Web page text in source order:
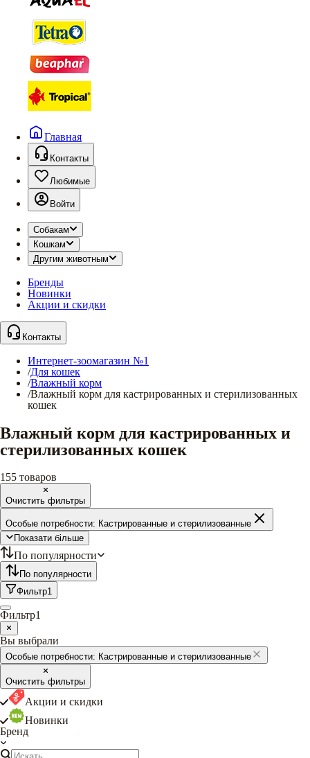
Главная
Контакты
Любимые
Войти
Собакам
Кошкам
Другим животным
Бренды
Новинки
Акции и скидки
Контакты
Интернет-зоомагазин №1
/Для кошек
/Влажный корм
/Влажный корм для кастрированных и стерилизованных
кошек
Влажный корм для кастрированных и
стерилизованных кошек
155 товаров
Очистить фильтры
Особые потребности: Кастрированные и стерилизованные
Показати більше
По популярности
По популярности
Фильтр1
Фильтр1
Вы выбрали
Особые потребности: Кастрированные и стерилизованные
Очистить фильтры
Акции и скидки
Новинки
Бренд